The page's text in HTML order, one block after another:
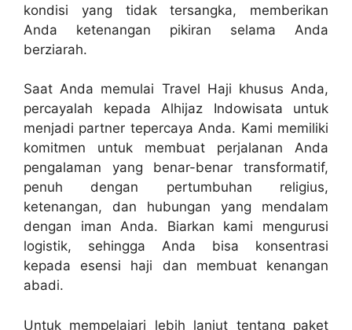
kondisi yang tidak tersangka, memberikan
Anda ketenangan pikiran selama Anda
berziarah.
Saat Anda memulai Travel Haji khusus Anda,
percayalah kepada Alhijaz Indowisata untuk
menjadi partner tepercaya Anda. Kami memiliki
komitmen untuk membuat perjalanan Anda
pengalaman yang benar-benar transformatif,
penuh dengan pertumbuhan religius,
ketenangan, dan hubungan yang mendalam
dengan iman Anda. Biarkan kami mengurusi
logistik, sehingga Anda bisa konsentrasi
kepada esensi haji dan membuat kenangan
abadi.
Untuk mempelajari lebih lanjut tentang paket